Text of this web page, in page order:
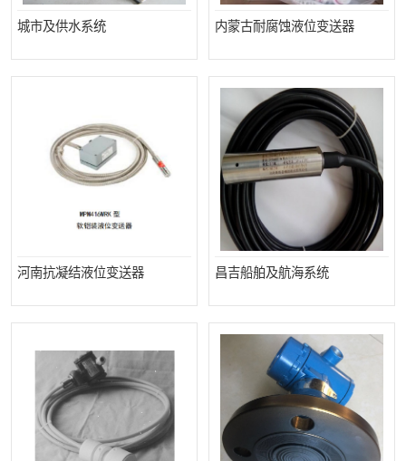
城市及供水系统 内蒙古耐腐蚀液位变送器
河南抗凝结液位变送器 昌吉船舶及航海系统